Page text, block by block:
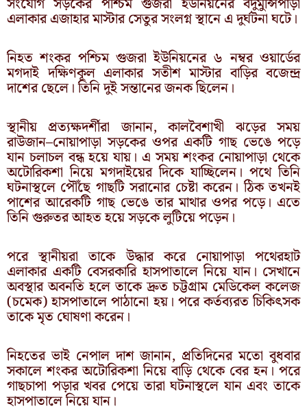
এলাকার এজাহার মাস্টার সেতুর সংলগ্ন স্থানে এ দুর্ঘটনা ঘটে।
নিহত শংকর পশ্চিম গুজরা ইউনিয়নের ৬ নম্বর ওয়ার্ডের
মগদাই দক্ষিণকূল এলাকার সতীশ মাস্টার বাড়ির বজেন্দ্র
দাশের ছেলে। তিনি দুই সন্তানের জনক ছিলেন।
স্থানীয় প্রত্যক্ষদর্শীরা জানান, কালবৈশাখী ঝড়ের সময়
রাউজান–নোয়াপাড়া সড়কের ওপর একটি গাছ ভেঙে পড়ে
যান চলাচল বন্ধ হয়ে যায়। এ সময় শংকর নোয়াপাড়া থেকে
অটোরিকশা নিয়ে মগদাইয়ের দিকে যাচ্ছিলেন। পথে তিনি
ঘটনাস্থলে পৌঁছে গাছটি সরানোর চেষ্টা করেন। ঠিক তখনই
পাশের আরেকটি গাছ ভেঙে তার মাথার ওপর পড়ে। এতে
তিনি গুরুতর আহত হয়ে সড়কে লুটিয়ে পড়েন।
পরে স্থানীয়রা তাকে উদ্ধার করে নোয়াপাড়া পথেরহাট
এলাকার একটি বেসরকারি হাসপাতালে নিয়ে যান। সেখানে
অবস্থার অবনতি হলে তাকে দ্রুত চট্টগ্রাম মেডিকেল কলেজ
(চমেক) হাসপাতালে পাঠানো হয়। পরে কর্তব্যরত চিকিৎসক
তাকে মৃত ঘোষণা করেন।
নিহতের ভাই নেপাল দাশ জানান, প্রতিদিনের মতো বুধবার
সকালে শংকর অটোরিকশা নিয়ে বাড়ি থেকে বের হন। পরে
গাছচাপা পড়ার খবর পেয়ে তারা ঘটনাস্থলে যান এবং তাকে
হাসপাতালে নিয়ে যান।